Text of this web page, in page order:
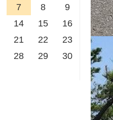
7 8
9
14 15
16
21 22
23
28 29
30